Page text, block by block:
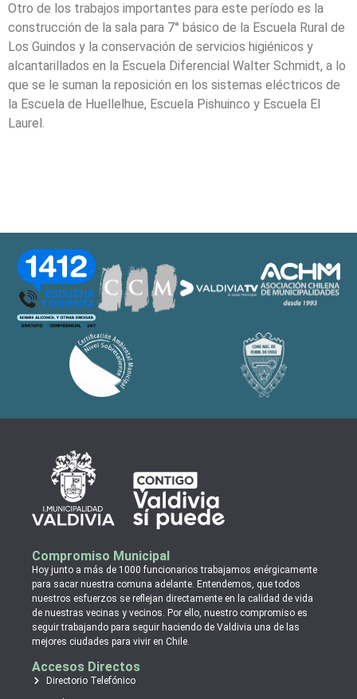
Otro de los trabajos importantes para este período es la
construcción de la sala para 7° básico de la Escuela Rural de
Los Guindos y la conservación de servicios higiénicos y
alcantarillados en la Escuela Diferencial Walter Schmidt, a lo
que se le suman la reposición en los sistemas eléctricos de
la Escuela de Huellelhue, Escuela Pishuinco y Escuela El
Laurel.
Compromiso Municipal
Hoy junto a más de 1000 funcionarios trabajamos enérgicamente
para sacar nuestra comuna adelante. Entendemos, que todos
nuestros esfuerzos se reflejan directamente en la calidad de vida
de nuestras vecinas y vecinos. Por ello, nuestro compromiso es
seguir trabajando para seguir haciendo de Valdivia una de las
mejores ciudades para vivir en Chile.
Accesos Directos
Directorio Telefónico